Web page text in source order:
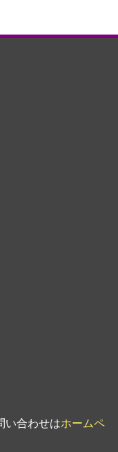
日
日
い合わせはホームペ